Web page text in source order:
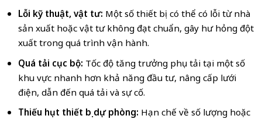
Lỗi kỹ thuật, vật tư: Một số thiết bị có thể có lỗi từ nhà
sản xuất hoặc vật tư không đạt chuẩn, gây hư hỏng đột
xuất trong quá trình vận hành.
Quá tải cục bộ: Tốc độ tăng trưởng phụ tải tại một số
khu vực nhanh hơn khả năng đầu tư, nâng cấp lưới
điện, dẫn đến quá tải và sự cố.
Thiếu hụt thiết bị dự phòng: Hạn chế về số lượng hoặc